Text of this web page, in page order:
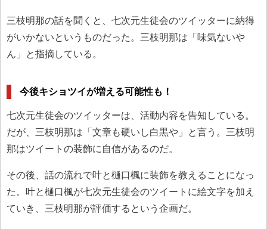
三枝明那の話を聞くと、七次元生徒会のツイッターに納得
がいかないというものだった。三枝明那は「味気ないや
ん」と指摘している。
今後キショツイが増える可能性も！
七次元生徒会のツイッターは、活動内容を告知している。
だが、三枝明那は「文章も硬いし白黒や」と言う。三枝明
那はツイートの装飾に自信があるのだ。
その後、話の流れで叶と樋口楓に装飾を教えることになっ
た。叶と樋口楓が七次元生徒会のツイートに絵文字を加え
ていき、三枝明那が評価するという企画だ。